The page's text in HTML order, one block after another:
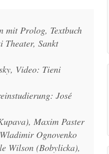
mit Prolog, Textbuch
Theater, Sankt
Video: Tieni
José
Maxim Paster
Ognovenko
Wilson (Bobylicka),